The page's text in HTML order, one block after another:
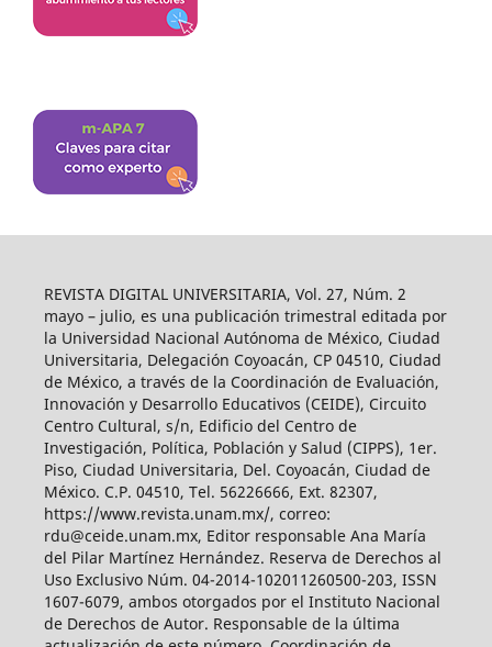
REVISTA DIGITAL UNIVERSITARIA, Vol. 27, Núm. 2
mayo – julio, es una publicación trimestral editada por
la Universidad Nacional Autónoma de México, Ciudad
Universitaria, Delegación Coyoacán, CP 04510, Ciudad
de México, a través de la Coordinación de Evaluación,
Innovación y Desarrollo Educativos (CEIDE), Circuito
Centro Cultural, s/n, Edificio del Centro de
Investigación, Política, Población y Salud (CIPPS), 1er.
Piso, Ciudad Universitaria, Del. Coyoacán, Ciudad de
México. C.P. 04510, Tel. 56226666, Ext. 82307,
https://www.revista.unam.mx/, correo:
rdu@ceide.unam.mx, Editor responsable Ana María
del Pilar Martínez Hernández. Reserva de Derechos al
Uso Exclusivo Núm. 04-2014-102011260500-203, ISSN
1607-6079, ambos otorgados por el Instituto Nacional
de Derechos de Autor. Responsable de la última